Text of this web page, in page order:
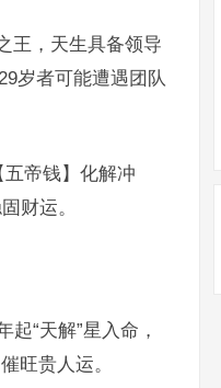
王，天生具备领导
岁者可能遭遇团队
帝钱】化解冲
财运。
“天解”星入命，
旺贵人运。